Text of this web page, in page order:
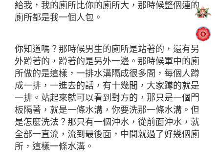
給我，我的廁所比你的廁所大，那時候整個連的
廁所都是我一個人包。
你知道嗎？那時候男生的廁所是站著的，還有另
外蹲著的，蹲著的是另外一邊。那時候軍中的廁
所做的是這樣，一排水溝隔成很多間，每個人蹲
成一排，一進去的話，有十幾間，大家蹲的就是
一排。站起來就可以看到對方的，那只是一個門
板隔著，就是一條水溝，你要洗那一條水溝。但
是怎麼洗法？那只有一個沖水，從前面沖水，就
全部一直流，流到最後面，中間就過了好幾個廁
所，這樣一條水溝。